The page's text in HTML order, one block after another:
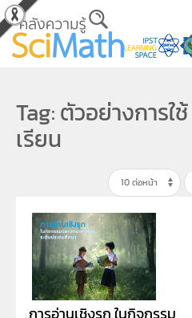
Skip to main content
Tag: ตัวอย่างการใ
เรียน